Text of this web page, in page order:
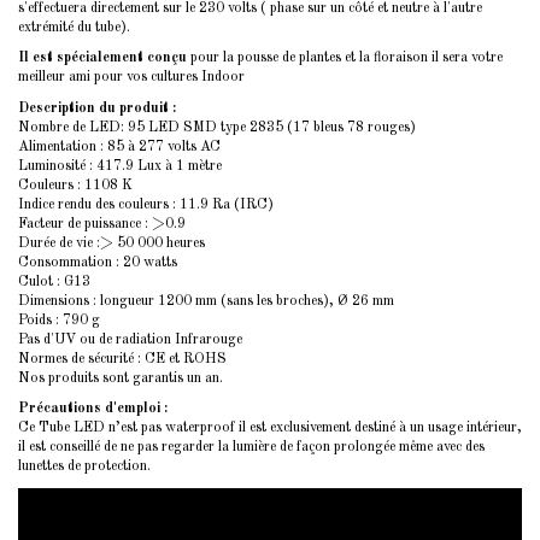
s'effectuera directement sur le 230 volts ( phase sur un côté et neutre à l'autre
extrémité du tube).
Il est spécialement conçu pour la pousse de plantes et la floraison il sera votre
meilleur ami pour vos cultures Indoor
Description du produit :
Nombre de LED: 95 LED SMD type 2835 (17 bleus 78 rouges)
Alimentation : 85 à 277 volts AC
Luminosité : 417.9 Lux à 1 mètre
Couleurs : 1108 K
Indice rendu des couleurs : 11.9 Ra (IRC)
Facteur de puissance : >0.9
Durée de vie :> 50 000 heures
Consommation : 20 watts
Culot : G13
Dimensions : longueur 1200 mm (sans les broches), Ø 26 mm
Poids : 790 g
Pas d'UV ou de radiation Infrarouge
Normes de sécurité : CE et ROHS
Nos produits sont garantis un an.
Précautions d'emploi :
Ce Tube LED n’est pas waterproof il est exclusivement destiné à un usage intérieur,
il est conseillé de ne pas regarder la lumière de façon prolongée même avec des
lunettes de protection.